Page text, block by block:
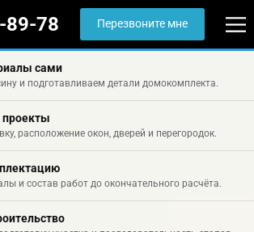
89-78 Перезвоните мне
сами
и подготавливаем детали домокомплекта.
проекты
расположение окон, дверей и перегородок.
и состав работ до окончательного расчёта.